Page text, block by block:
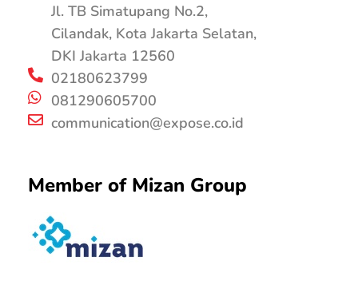
Jl. TB Simatupang No.2,
Cilandak, Kota Jakarta Selatan,
DKI Jakarta 12560
02180623799
081290605700
communication@expose.co.id
Member of Mizan Group